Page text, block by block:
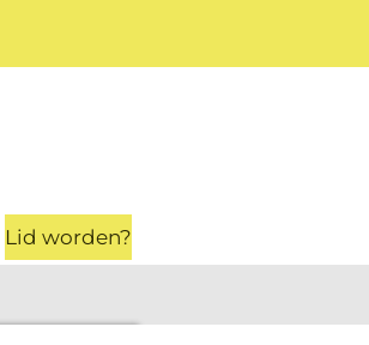
Lid worden?